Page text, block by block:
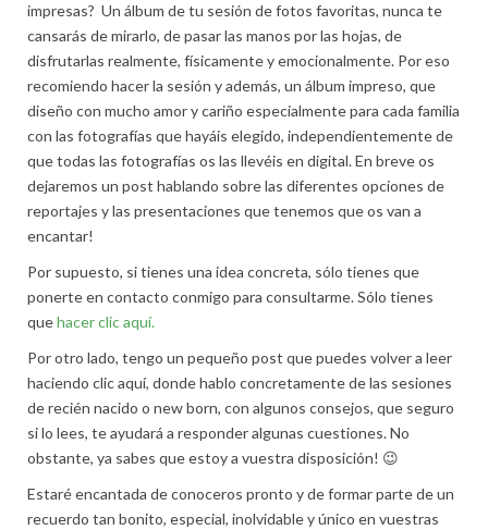
impresas? Un álbum de tu sesión de fotos favoritas, nunca te
cansarás de mirarlo, de pasar las manos por las hojas, de
disfrutarlas realmente, físicamente y emocionalmente. Por eso
recomiendo hacer la sesión y además, un álbum impreso, que
diseño con mucho amor y cariño especialmente para cada familia
con las fotografías que hayáis elegido, independientemente de
que todas las fotografías os las llevéis en digital. En breve os
dejaremos un post hablando sobre las diferentes opciones de
reportajes y las presentaciones que tenemos que os van a
encantar!
Por supuesto, si tienes una idea concreta, sólo tienes que
ponerte en contacto conmigo para consultarme. Sólo tienes
quehacer clic aquí.
Por otro lado, tengo un pequeño post que puedes volver a leer
haciendo clic aquí, donde hablo concretamente de las sesiones
de recién nacido o new born, con algunos consejos, que seguro
si lo lees, te ayudará a responder algunas cuestiones. No
obstante, ya sabes que estoy a vuestra disposición! 😉
Estaré encantada de conoceros pronto y de formar parte de un
recuerdo tan bonito, especial, inolvidable y único en vuestras